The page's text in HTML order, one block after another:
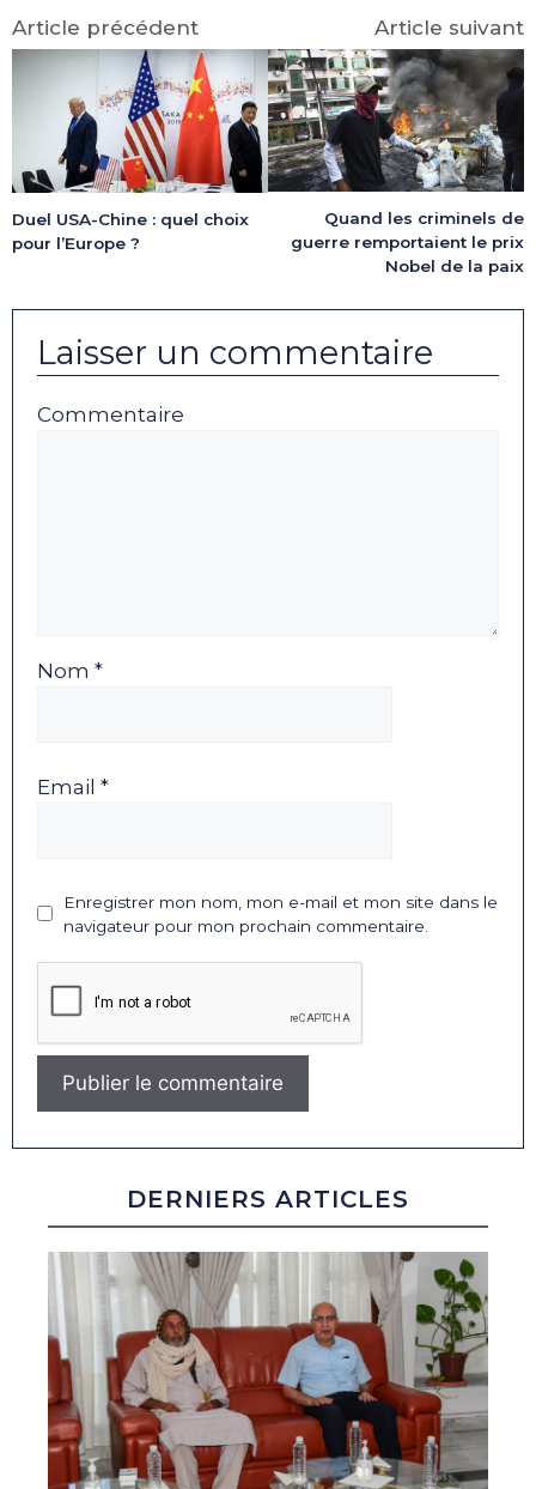
Article précédent
Duel USA-Chine : quel choix
pour l’Europe ?
Article suivant
Quand les criminels de
guerre remportaient le prix
Nobel de la paix
Laisser un commentaire
Commentaire
Nom *
Email *
Enregistrer mon nom, mon e-mail et mon site dans le
navigateur pour mon prochain commentaire.
DERNIERS ARTICLES